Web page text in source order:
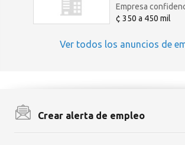
Empresa
¢ 350 a 450 mil
Ver todos los anuncios de
Crear alerta de empleo